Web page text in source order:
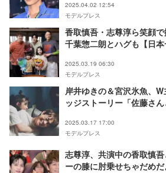
2025.04.02 12:54
モデルプレス
香取慎吾・志尊淳ら笑顔
千葉惣二朗とハグも【日本
2025.03.19 06:30
モデルプレス
岸井ゆきの＆宮沢氷魚、
ッジストーリー「佐藤さ
2025.03.17 17:00
モデルプレス
志尊淳、共演中の香取慎
ーの膝に肘乗せちゃだめ